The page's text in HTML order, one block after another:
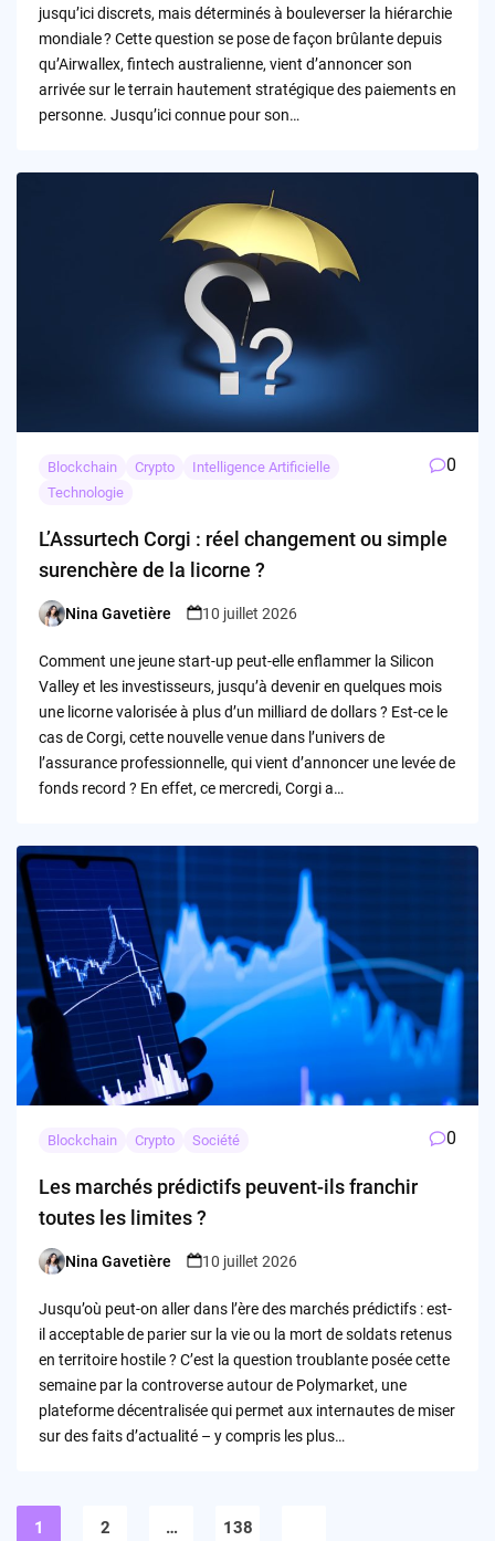
jusqu’ici discrets, mais déterminés à bouleverser la hiérarchie
mondiale ? Cette question se pose de façon brûlante depuis
qu’Airwallex, fintech australienne, vient d’annoncer son
arrivée sur le terrain hautement stratégique des paiements en
personne. Jusqu’ici connue pour son…
Blockchain Crypto
Intelligence Artificielle
Technologie
0
L’Assurtech Corgi : réel changement ou simple
surenchère de la licorne ?
Posted
Nina Gavetière 10 juillet 2026
Comment une jeune start-up peut-elle enflammer la Silicon
Valley et les investisseurs, jusqu’à devenir en quelques mois
une licorne valorisée à plus d’un milliard de dollars ? Est-ce le
cas de Corgi, cette nouvelle venue dans l’univers de
l’assurance professionnelle, qui vient d’annoncer une levée de
fonds record ? En effet, ce mercredi, Corgi a…
Blockchain Crypto Société 0
Les marchés prédictifs peuvent-ils franchir
toutes les limites ?
Posted
Nina Gavetière 10 juillet 2026
Jusqu’où peut-on aller dans l’ère des marchés prédictifs : est-
il acceptable de parier sur la vie ou la mort de soldats retenus
en territoire hostile ? C’est la question troublante posée cette
semaine par la controverse autour de Polymarket, une
plateforme décentralisée qui permet aux internautes de miser
sur des faits d’actualité – y compris les plus…
des
1 2 … 138